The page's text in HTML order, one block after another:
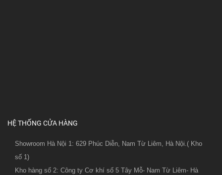
HỆ THỐNG CỬA HÀNG
Showroom Hà Nội 1: 629 Phúc Diễn, Nam Từ Liêm, Hà Nội.( Kho
số 1)
Kho hàng số 2: Công ty Cơ khí số 5 Tây Mỗ- Nam Từ Liêm- Hà